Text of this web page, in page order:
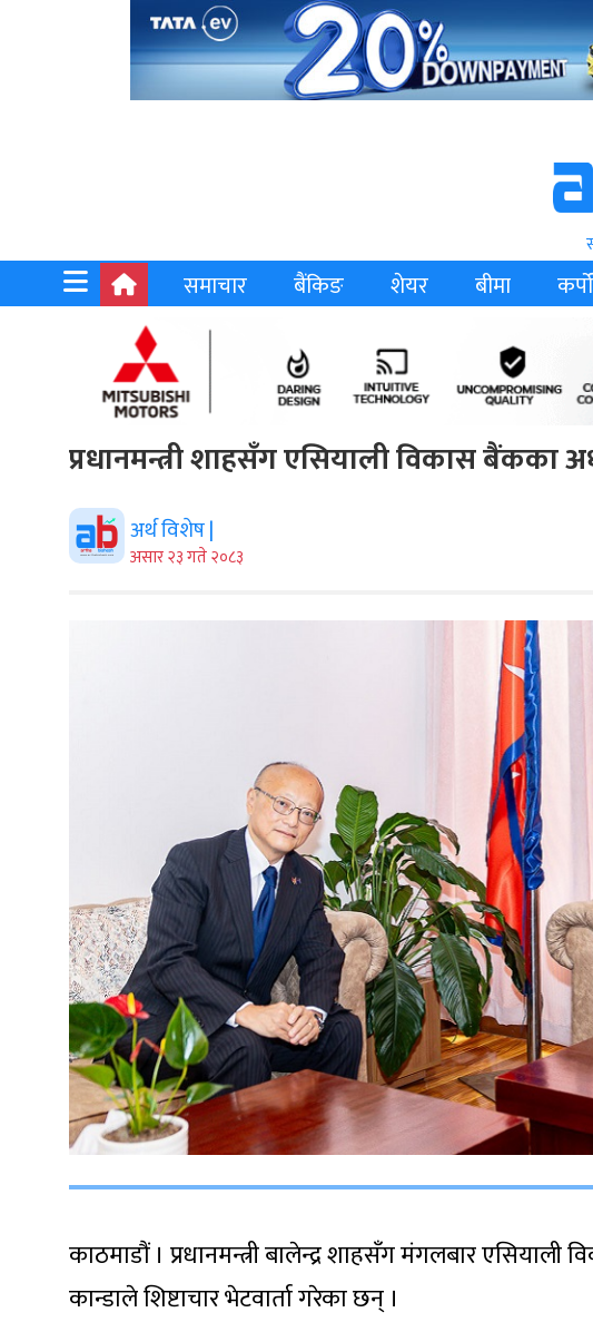
समाचार बैंकिङ शेयर बीमा
प्रधानमन्त्री शाहसँग एसियाली विकास बैंकका
अर्थ विशेष |
असार २३ गते २०८३
काठमाडौं । प्रधानमन्त्री बालेन्द्र शाहसँग मंगलबार एसियाली
कान्डाले शिष्टाचार भेटवार्ता गरेका छन् ।